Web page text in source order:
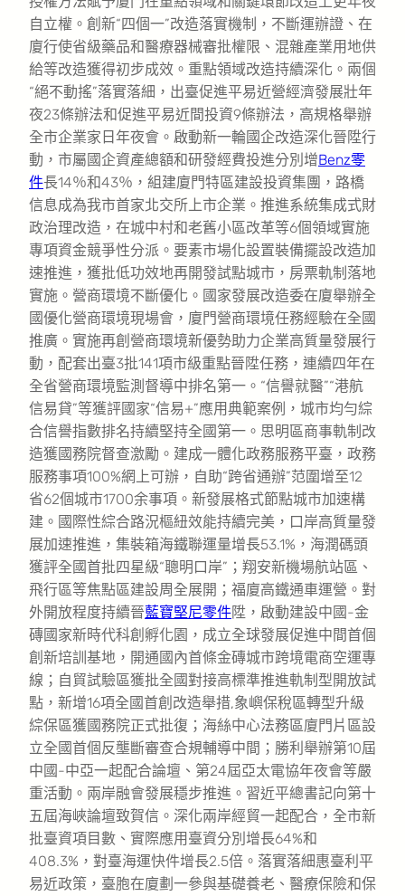
自立權。創新“四個一”改造落實機制，不斷運辦證、在
廈行使省級藥品和醫療器械審批權限、混雜產業用地供
給等改造獲得初步成效。重點領域改造持續深化。兩個
“絕不動搖”落實落細，出臺促進平易近營經濟發展壯年
夜23條辦法和促進平易近間投資9條辦法，高規格舉辦
全市企業家日年夜會。啟動新一輪國企改造深化晉陞行
動，市屬國企資產總額和研發經費投進分別增Benz零
件長14％和43％，組建廈門特區建設投資集團，路橋
信息成為我市首家北交所上市企業。推進系統集成式財
政治理改造，在城中村和老舊小區改革等6個領域實施
專項資金競爭性分派。要素市場化設置裝備擺設改造加
速推進，獲批低功效地再開發試點城市，房票軌制落地
實施。營商環境不斷優化。國家發展改造委在廈舉辦全
國優化營商環境現場會，廈門營商環境任務經驗在全國
推廣。實施再創營商環境新優勢助力企業高質量發展行
動，配套出臺3批141項市級重點晉陞任務，連續四年在
全省營商環境監測督導中排名第一。“信譽就醫”“港航
信易貸”等獲評國家“信易+”應用典範案例，城市均勻綜
合信譽指數排名持續堅持全國第一。思明區商事軌制改
造獲國務院督查激勵。建成一體化政務服務平臺，政務
服務事項100%網上可辦，自助“跨省通辦”范圍增至12
省62個城市1700余事項。新發展格式節點城市加速構
建。國際性綜合路況樞紐效能持續完美，口岸高質量發
展加速推進，集裝箱海鐵聯運量增長53.1%，海潤碼頭
獲評全國首批四星級“聰明口岸”；翔安新機場航站區、
飛行區等焦點區建設周全展開；福廈高鐵通車運營。對
外開放程度持續晉藍寶堅尼零件陞，啟動建設中國-金
磚國家新時代科創孵化園，成立全球發展促進中間首個
創新培訓基地，開通國內首條金磚城市跨境電商空運專
線；自貿試驗區獲批全國對接高標準推進軌制型開放試
點，新增16項全國首創改造舉措,象嶼保稅區轉型升級
綜保區獲國務院正式批復；海絲中心法務區廈門片區設
立全國首個反壟斷審查合規輔導中間；勝利舉辦第10屆
中國-中亞一起配合論壇、第24屆亞太電協年夜會等嚴
重活動。兩岸融會發展穩步推進。習近平總書記向第十
五屆海峽論壇致賀信。深化兩岸經貿一起配合，全市新
批臺資項目數、實際應用臺資分別增長64%和
408.3%，對臺海運快件增長2.5倍。落實落細惠臺利平
易近政策，臺胞在廈劃一參與基礎養老、醫療保險和保